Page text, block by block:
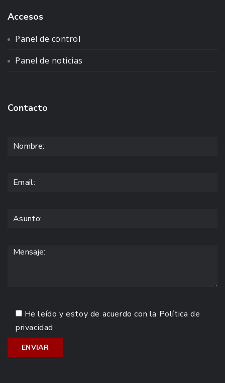
Accesos
Panel de control
Panel de noticias
Contacto
He leído y estoy de acuerdo con la Política de
privacidad